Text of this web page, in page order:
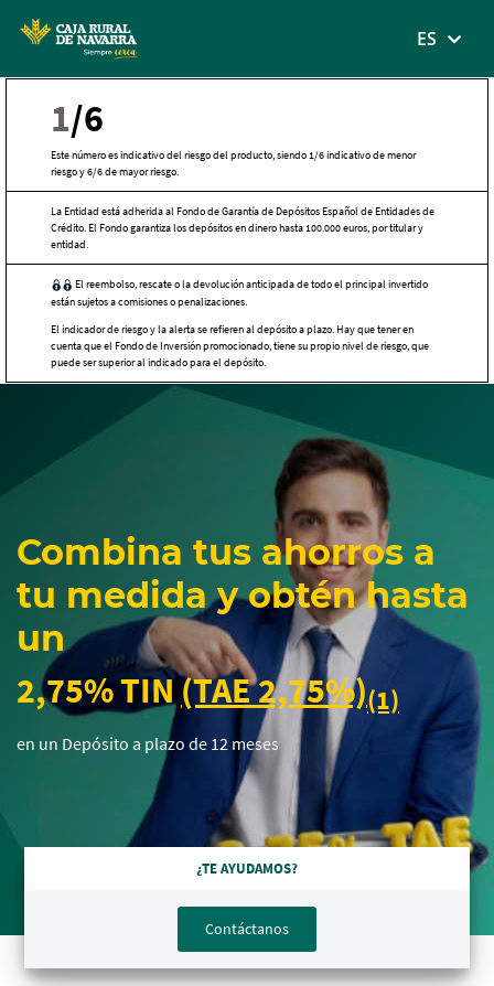
main
ES
1/6
Este número es indicativo del riesgo del producto, siendo 1/6 indicativo de menor
riesgo y 6/6 de mayor riesgo.
La Entidad está adherida al Fondo de Garantía de Depósitos Español de Entidades de
Crédito. El Fondo garantiza los depósitos en dinero hasta 100.000 euros, por titular y
entidad.
El reembolso, rescate o la devolución anticipada de todo el principal invertido
están sujetos a comisiones o penalizaciones.
El indicador de riesgo y la alerta se refieren al depósito a plazo. Hay que tener en
cuenta que el Fondo de Inversión promocionado, tiene su propio nivel de riesgo, que
puede ser superior al indicado para el depósito.
Combina tus ahorros a
tu medida y obtén hasta
un
2,75% TIN(TAE 2,75%)(1)
en un Depósito a plazo de 12 meses
¿TE AYUDAMOS?
Contáctanos